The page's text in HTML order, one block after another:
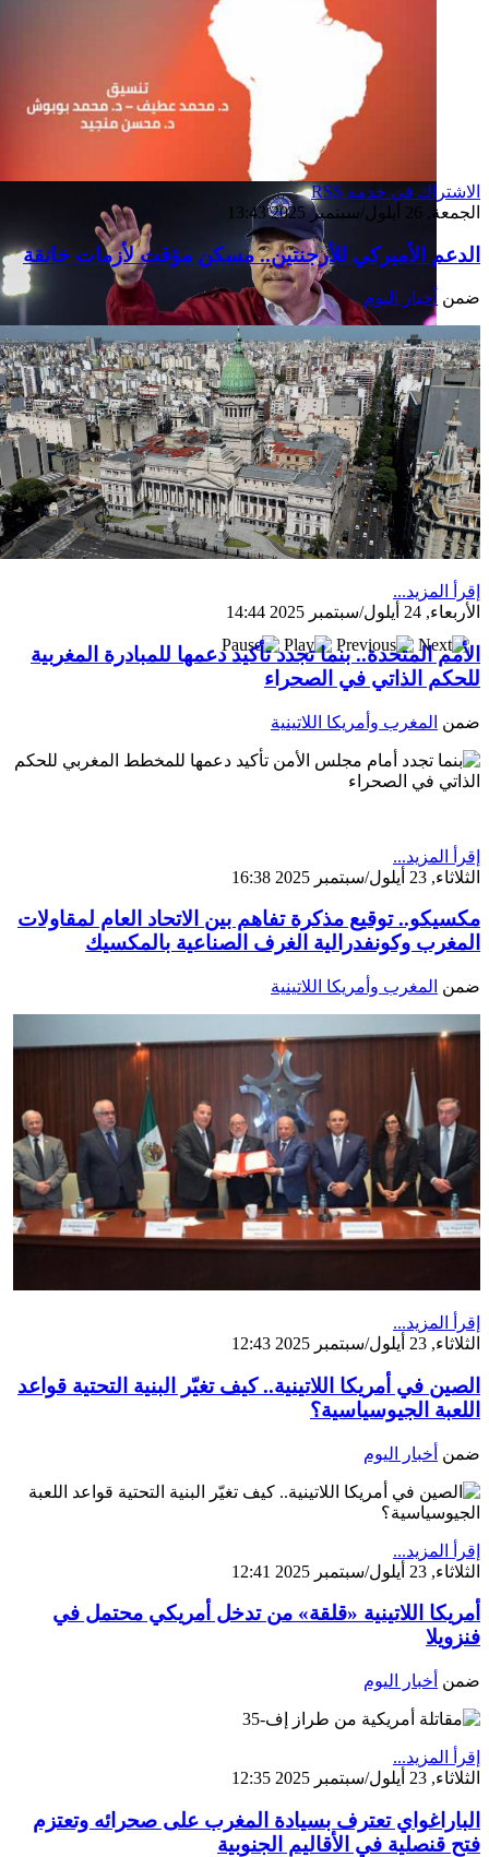
إصدار جديد
بعد خطف مادورو وحصار كوبا.. ماذا ستفعل
واشنطن بأورتيغا؟
الاشتراك في خدمة RSS
الجمعة, 26 أيلول/سبتمبر 2025 13:43
الدعم الأميركي للأرجنتين.. مسكن مؤقت لأزمات خانقة
ضمن أخبار اليوم
إقرأ المزيد...
الأربعاء, 24 أيلول/سبتمبر 2025 14:44
الأمم المتحدة.. بنما تجدد تأكيد دعمها للمبادرة المغربية
للحكم الذاتي في الصحراء
ضمن المغرب وأمريكا اللاتينية
إقرأ المزيد...
الثلاثاء, 23 أيلول/سبتمبر 2025 16:38
مكسيكو.. توقيع مذكرة تفاهم بين الاتحاد العام لمقاولات
المغرب وكونفدرالية الغرف الصناعية بالمكسيك
ضمن المغرب وأمريكا اللاتينية
إقرأ المزيد...
الثلاثاء, 23 أيلول/سبتمبر 2025 12:43
الصين في أمريكا اللاتينية.. كيف تغيّر البنية التحتية قواعد
اللعبة الجيوسياسية؟
ضمن أخبار اليوم
إقرأ المزيد...
الثلاثاء, 23 أيلول/سبتمبر 2025 12:41
أمريكا اللاتينية «قلقة» من تدخل أمريكي محتمل في
فنزويلا
ضمن أخبار اليوم
إقرأ المزيد...
الثلاثاء, 23 أيلول/سبتمبر 2025 12:35
الباراغواي تعترف بسيادة المغرب على صحرائه وتعتزم
فتح قنصلية في الأقاليم الجنوبية